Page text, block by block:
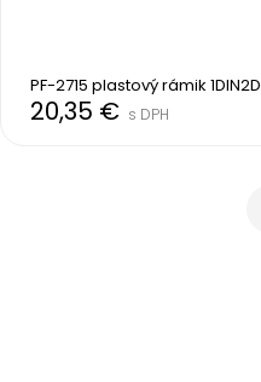
PF-2715 plastový rámik
20,35 € s DPH